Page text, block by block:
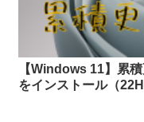
【Windows 11】累
をインストール（